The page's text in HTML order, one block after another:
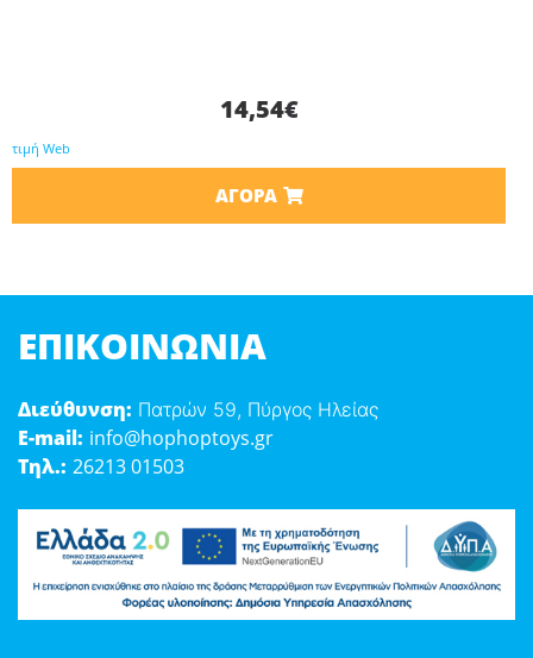
14,54€
τιμή Web
ΑΓΟΡΆ
ΕΠΙΚΟΙΝΩΝΊΑ
Διεύθυνση: Πατρών 59, Πύργος Ηλείας
E-mail: info@hophoptoys.gr
Τηλ.: 26213 01503